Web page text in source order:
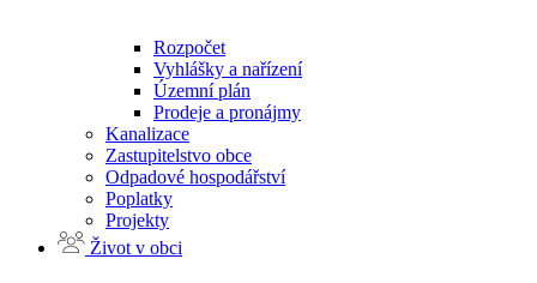
Rozpočet
Vyhlášky a nařízení
Územní plán
Prodeje a pronájmy
Kanalizace
Zastupitelstvo obce
Odpadové hospodářství
Poplatky
Projekty
Život v obci